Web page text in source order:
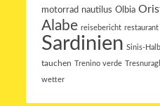
motorrad nautilus Olbia
Alabe reisebericht restaurant
Sardinien Sinis-
tauchen
Trenino verde
wetter